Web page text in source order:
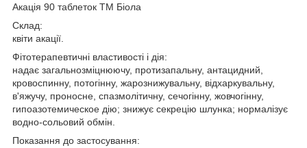
Акація 90 таблеток ТМ Біола
Склад:
квіти акації.
Фітотерапевтичні властивості і дія:
надає загальнозміцнюючу, протизапальну, антацидний,
кровоспинну, потогінну, жарознижувальну, відхаркувальну,
в'яжучу, проносне, спазмолітичну, сечогінну, жовчогінну,
гипоазотемическое дію; знижує секрецію шлунка; нормалізує
водно-сольовий обмін.
Показання до застосування: